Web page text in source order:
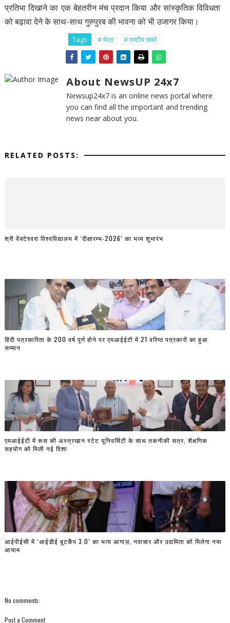
प्रतिभा दिखाने का एक बेहतरीन मंच प्रदान किया और सांस्कृतिक विविधता
को बढ़ावा देने के साथ-साथ गुरुपुरब की भावना को भी उजागर किया।
Tags # मेरठ # राष्टीय खबरे
About NewsUP 24x7
Newsup24x7 is an online news portal where
you can find all the important and trending
news near about you.
RELATED POSTS:
श्री वेंक्टेश्वरा विश्वविद्यालय में ‘दीक्षारम्भ-2026’ का भव्य शुभारंभ
हिंदी पत्रकारिता के 200 वर्ष पूर्ण होने पर एमआईईटी में 21 वरिष्ठ पत्रकारों का हुआ
सम्मान
एमआईईटी में रूस की अस्त्रखान स्टेट यूनिवर्सिटी के साथ तकनीकी सत्र, शैक्षणिक
सहयोग को मिली नई दिशा
आईपीईसी में ‘आईडीई बूटकैंप 3.0’ का भव्य आगाज़, नवाचार और उद्यमिता को मिलेगा नया
आयाम
No comments:
Post a Comment